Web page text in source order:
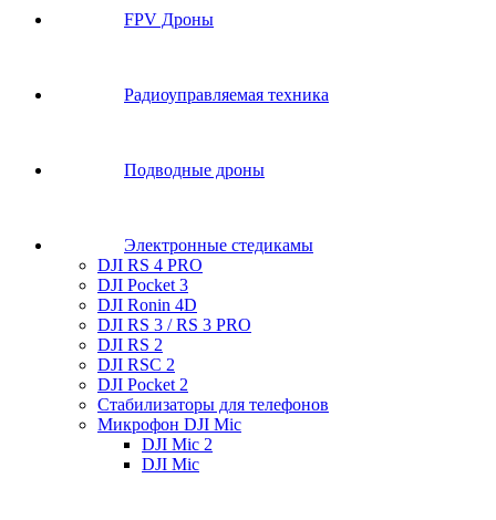
FPV Дроны
Радиоуправляемая техника
Подводные дроны
Электронные стедикамы
DJI RS 4 PRO
DJI Pocket 3
DJI Ronin 4D
DJI RS 3 / RS 3 PRO
DJI RS 2
DJI RSC 2
DJI Pocket 2
Стабилизаторы для телефонов
Микрофон DJI Mic
DJI Mic 2
DJI Mic